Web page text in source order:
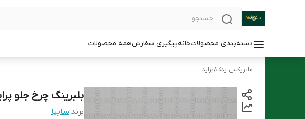
دسته‌بندی محصولاتخانهپیگیری سفارشهمه محصولات
ماتریکس یدک/پراید
بلبرینگ چرخ جلو
برند:سایپا